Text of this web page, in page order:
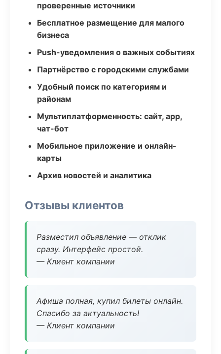
проверенные источники
Бесплатное размещение для малого
бизнеса
Push-уведомления о важных событиях
Партнёрство с городскими службами
Удобный поиск по категориям и
районам
Мультиплатформенность: сайт, app,
чат-бот
Мобильное приложение и онлайн-
карты
Архив новостей и аналитика
Отзывы клиентов
Разместил объявление — отклик
сразу. Интерфейс простой.
— Клиент компании
Афиша полная, купил билеты онлайн.
Спасибо за актуальность!
— Клиент компании